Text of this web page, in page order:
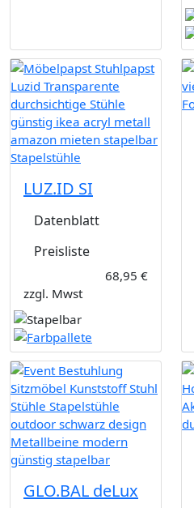
LUZ.ID SI
Datenblatt
Preisliste
68,95 €
zzgl. Mwst
GLO.BAL deLux